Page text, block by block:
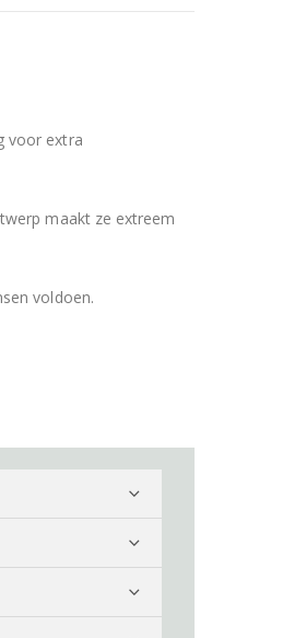
voor extra
maakt ze extreem
voldoen.